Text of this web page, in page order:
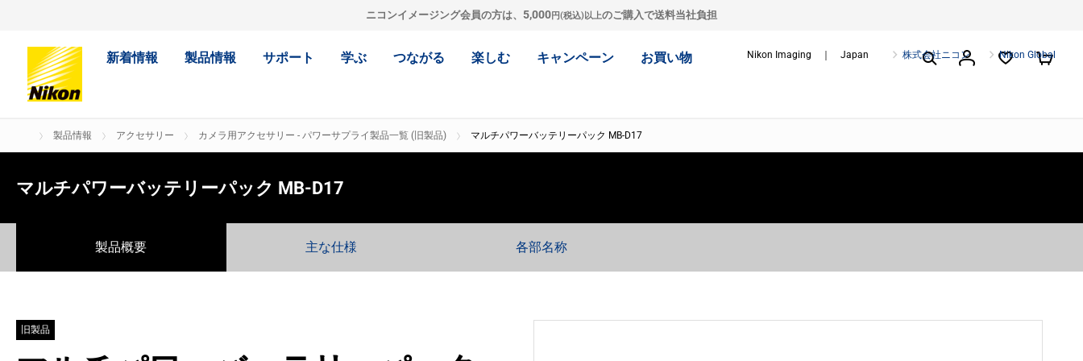
ニコンイメージング会員の方は、 5,000円(税込)以上のご購入で送料当社負担
新着情報 製品情報 サポート 学ぶ つながる 楽しむ キャンペーン お買い物 Nikon Imaging ｜ Japan 株式会社ニコン Nikon Global
製品情報 アクセサリー カメラ用アクセサリー - パワーサプライ製品一覧 (旧製品) マルチパワーバッテリーパック MB-D17
マルチパワーバッテリーパック MB-D17
製品概要 主な仕様 各部名称
旧製品